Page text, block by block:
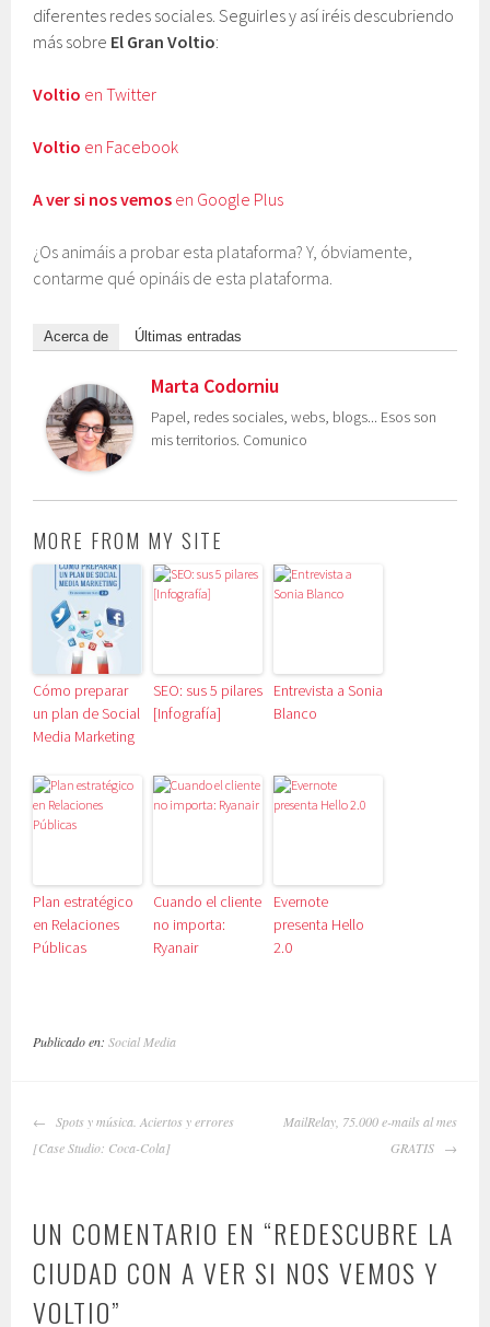
diferentes redes sociales. Seguirles y así iréis descubriendo
más sobre El Gran Voltio:
Voltio en Twitter
Voltio en Facebook
A ver si nos vemos en Google Plus
¿Os animáis a probar esta plataforma? Y, óbviamente,
contarme qué opináis de esta plataforma.
Acerca de Últimas entradas
Marta Codorniu
Papel, redes sociales, webs, blogs... Esos son
mis territorios. Comunico
MORE FROM MY SITE
Cómo preparar
un plan de Social
Media Marketing
SEO: sus 5 pilares
[Infografía]
Entrevista a Sonia
Blanco
Plan estratégico
en Relaciones
Públicas
Cuando el cliente
no importa:
Ryanair
Evernote
presenta Hello
2.0
Publicado en:Social Media
NAVEGADOR
DE
Spots y música. Aciertos y errores
[Case Studio: Coca-Cola]
MailRelay, 75.000 e-mails al mes
GRATIS
UN COMENTARIO EN “REDESCUBRE LA
CIUDAD CON A VER SI NOS VEMOS Y
VOLTIO”